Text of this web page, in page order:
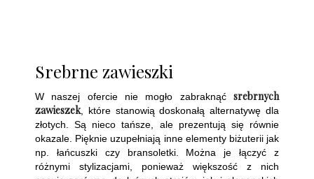
Srebrne zawieszki
W naszej ofercie nie mogło zabraknąć srebrnych
zawieszek , które stanowią doskonałą alternatywę dla
złotych. Są nieco tańsze, ale prezentują się równie
okazale. Pięknie uzupełniają inne elementy biżuterii jak
np. łańcuszki czy bransoletki. Można je łączyć z
różnymi stylizacjami, ponieważ większość z nich